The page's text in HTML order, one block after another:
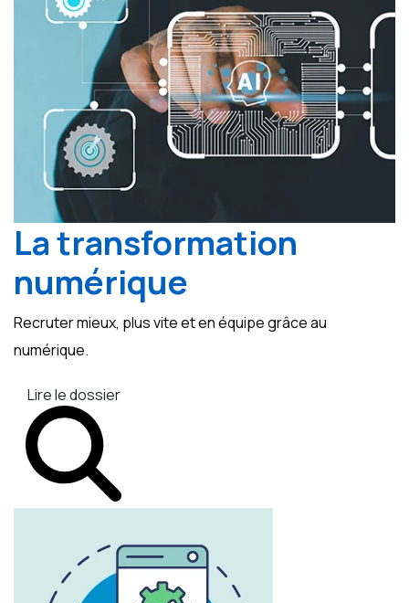
La transformation
numérique
Recruter mieux, plus vite et en équipe grâce au
numérique.
Lire le dossier